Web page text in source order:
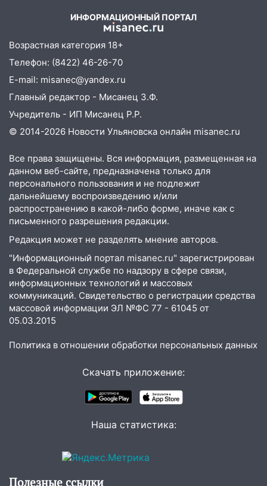
В Ульяновске ограничат движение
по улице Ефремова
14:23 67% ульяновцев готовы
передумать увольняться, если им
повысят зарплату
14:01 Инсценировали ДТП и получили
более 4,6 миллиона рублей: перед
автоподставщиков
13:36 В Инзе произошел крупный пожар
13:00 В суде защитили репутацию
мужчины, которого необоснованно
обвиняли в жестоком обращении с
животными
12:28
Миллион на «льготниках»: в
Ульяновской области перевозчик
провернул хитрую схему с чужими
проездными
12:10
Ульяновский алиментщик накопил
120 тысяч долга
11:49
Снят режим «Ракетная
опасность» на территории Ульяновской
Кабмин РФ разрешил до 1 июля
2027 года импорт, выпуск и обращение
врезался в забор
ИНФОРМАЦИОННЫЙ ПОРТАЛ
Возрастная категория 18+
Телефон: (8422) 46-26-70
E-mail: misanec@yandex.ru
Главный редактор - Мисанец З.Ф.
Учредитель - ИП Мисанец Р.Р.
© 2014-2026 Новости Ульяновска онлайн misanec.ru
Все права защищены. Вся информация, размещенная на
данном веб-сайте, предназначена только для
персонального пользования и не подлежит
дальнейшему воспроизведению и/или
распространению в какой-либо форме, иначе как с
письменного разрешения редакции.
Редакция может не разделять мнение авторов.
"Информационный портал misanec.ru" зарегистрирован
в Федеральной службе по надзору в сфере связи,
информационных технологий и массовых
коммуникаций. Свидетельство о регистрации средства
массовой информации ЭЛ №ФС 77 - 61045 от
05.03.2015
Политика в отношении обработки персональных данных
Скачать приложение:
Наша статистика:
Полезные ссылки